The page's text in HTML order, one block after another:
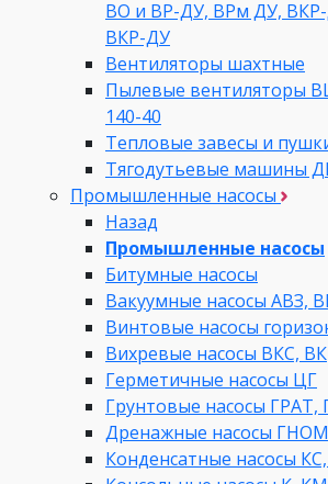
ВО и ВР-ДУ, ВРм ДУ,
ВКР-ДУ
Вентиляторы шахтные
Пылевые вентиляторы
140-40
Тепловые завесы и
Тягодутьевые машины
Промышленные насосы
Назад
Промышленные насосы
Битумные насосы
Вакуумные насосы АВЗ,
Винтовые насосы
Вихревые насосы ВКС, ВК
Герметичные насосы ЦГ
Грунтовые насосы ГРАТ,
Дренажные насосы
Конденсатные насосы